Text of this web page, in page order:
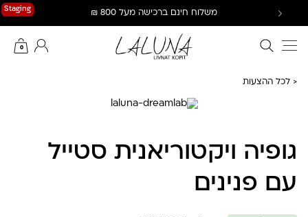
Staging משלוח חינם ברכישה מעל 800 ₪
חיפוש באתר
0
החשבון שלי
< לכל ההצעות
גופיה ויקטוריאנית סטייל
עם פנינים